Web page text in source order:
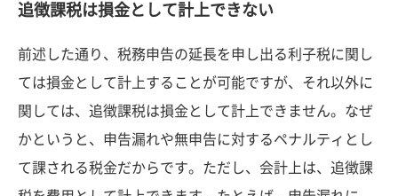
追徴課税は損金として計上できない
前述した通り、税務申告の延長を申し出る利子税に関し
ては損金として計上することが可能ですが、それ以外に
関しては、追徴課税は損金として計上できません。なぜ
かというと、申告漏れや無申告に対するペナルティとし
て課される税金だからです。ただし、会計上は、追徴課